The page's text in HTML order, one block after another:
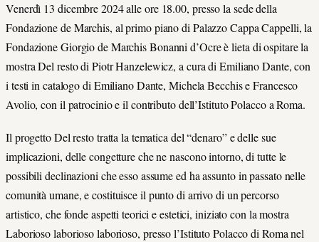
Venerdì 13 dicembre 2024 alle ore 18.00, presso la sede della
Fondazione de Marchis, al primo piano di Palazzo Cappa Cappelli, la
Fondazione Giorgio de Marchis Bonanni d’Ocre è lieta di ospitare la
mostra Del resto di Piotr Hanzelewicz, a cura di Emiliano Dante, con
i testi in catalogo di Emiliano Dante, Michela Becchis e Francesco
Avolio, con il patrocinio e il contributo dell’Istituto Polacco a Roma.
Il progetto Del resto tratta la tematica del “denaro” e delle sue
implicazioni, delle congetture che ne nascono intorno, di tutte le
possibili declinazioni che esso assume ed ha assunto in passato nelle
comunità umane, e costituisce il punto di arrivo di un percorso
artistico, che fonde aspetti teorici e estetici, iniziato con la mostra
Laborioso laborioso laborioso, presso l’Istituto Polacco di Roma nel